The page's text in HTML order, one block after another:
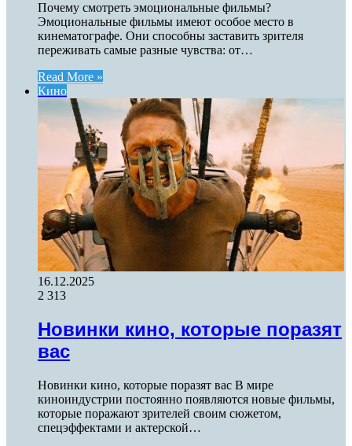
Почему смотреть эмоциональные фильмы?
Эмоциональные фильмы имеют особое место в
кинематографе. Они способны заставить зрителя
переживать самые разные чувства: от…
Read More »
Кино
16.12.2025
2 313
Новинки кино, которые поразят
вас
Новинки кино, которые поразят вас В мире
киноиндустрии постоянно появляются новые фильмы,
которые поражают зрителей своим сюжетом,
спецэффектами и актерской…